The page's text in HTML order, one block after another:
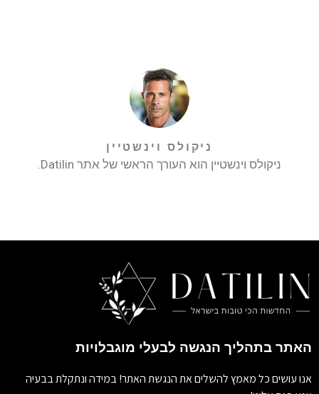
ניקולס וינשטיין
ניקולס וינשטיין הוא העורך הראשי של אתר Datilin.
האתר בתהליך הנגשה לבעלי מוגבלויות
אנו עושים כל מאמץ להשלים את הנגשת האתר! במידה ונתקלת בבעיה